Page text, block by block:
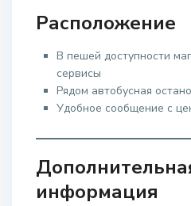
Расположение
В пешей доступности
сервисы
Рядом автобусная
Удобное сообщение с
информация